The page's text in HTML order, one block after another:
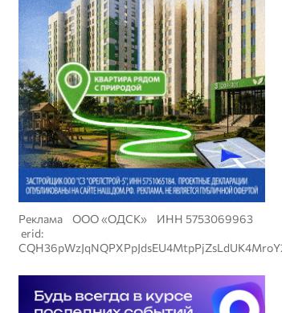
Реклама ООО «ОДСК» ИНН 5753069963
erid: